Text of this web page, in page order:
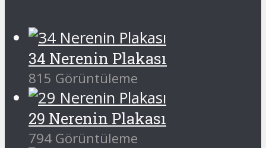
34 Nerenin Plakası
815 Görüntüleme
29 Nerenin Plakası
794 Görüntüleme